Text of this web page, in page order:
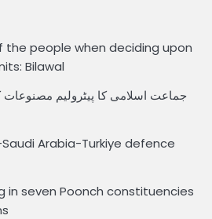
the people when deciding upon
Bilawal
جماعت اسلامی کا پیٹرولیم
Arabia-Turkiye defence
in seven Poonch constituencies